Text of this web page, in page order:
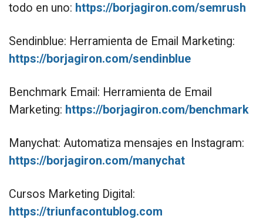
todo en uno: https://borjagiron.com/semrush
Sendinblue: Herramienta de Email Marketing:
https://borjagiron.com/sendinblue
Benchmark Email: Herramienta de Email
Marketing: https://borjagiron.com/benchmark
Manychat: Automatiza mensajes en Instagram:
https://borjagiron.com/manychat
Cursos Marketing Digital:
https://triunfacontublog.com